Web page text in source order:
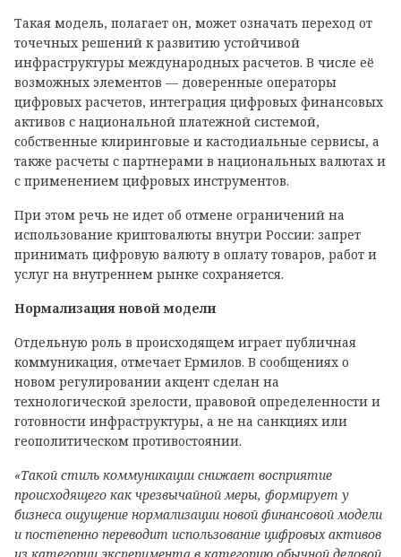
Такая модель, полагает он, может означать переход от
точечных решений к развитию устойчивой
инфраструктуры международных расчетов. В числе её
возможных элементов — доверенные операторы
цифровых расчетов, интеграция цифровых финансовых
активов с национальной платежной системой,
собственные клиринговые и кастодиальные сервисы, а
также расчеты с партнерами в национальных валютах и
с применением цифровых инструментов.
При этом речь не идет об отмене ограничений на
использование криптовалюты внутри России: запрет
принимать цифровую валюту в оплату товаров, работ и
услуг на внутреннем рынке сохраняется.
Нормализация новой модели
Отдельную роль в происходящем играет публичная
коммуникация, отмечает Ермилов. В сообщениях о
новом регулировании акцент сделан на
технологической зрелости, правовой определенности и
готовности инфраструктуры, а не на санкциях или
геополитическом противостоянии.
«Такой стиль коммуникации снижает восприятие
происходящего как чрезвычайной меры, формирует у
бизнеса ощущение нормализации новой финансовой модели
и постепенно переводит использование цифровых активов